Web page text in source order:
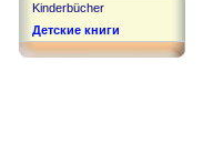
Kinderbücher
Детские книги